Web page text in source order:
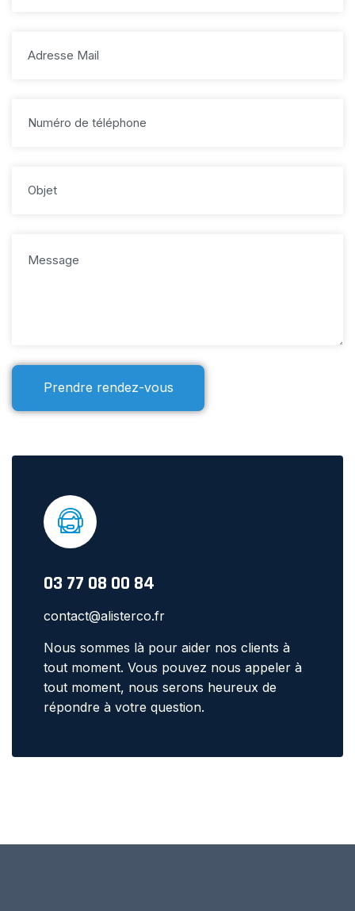
Prendre rendez-vous
03 77 08 00 84
contact@alisterco.fr
Nous sommes là pour aider nos clients à
tout moment. Vous pouvez nous appeler à
tout moment, nous serons heureux de
répondre à votre question.